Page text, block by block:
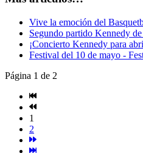
Vive la emoción del
Segundo partido Kennedy
¡Concierto Kennedy para
Festival del 10 de mayo -
Página 1 de 2
1
2